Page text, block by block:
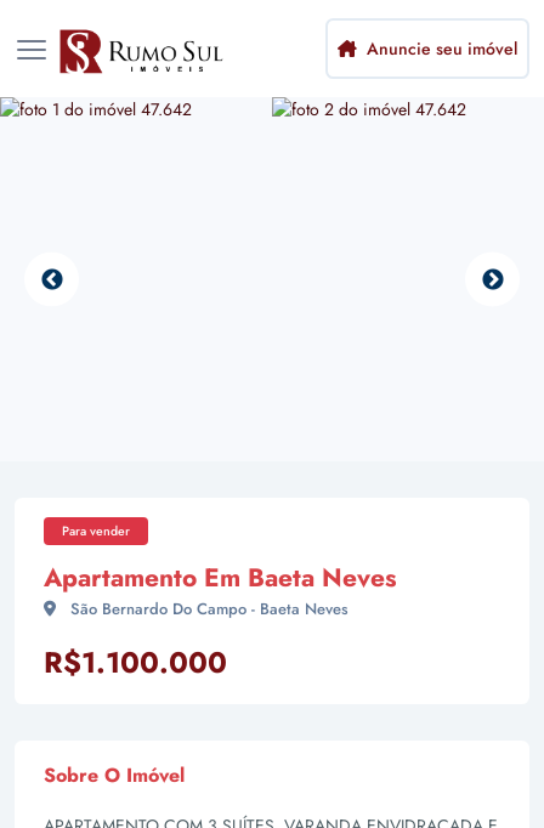
Anuncie seu imóvel
Para vender
Apartamento Em Baeta Neves
São Bernardo Do Campo - Baeta Neves
R$1.100.000
Sobre O Imóvel